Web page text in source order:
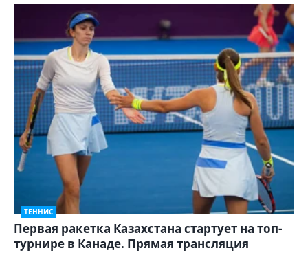
ТЕННИС
Первая ракетка Казахстана стартует на топ-
турнире в Канаде. Прямая трансляция